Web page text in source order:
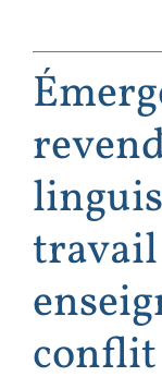
conflit